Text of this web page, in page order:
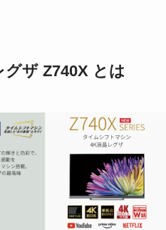
ザ Z740X とは